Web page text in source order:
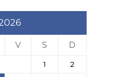
V S D
1
2